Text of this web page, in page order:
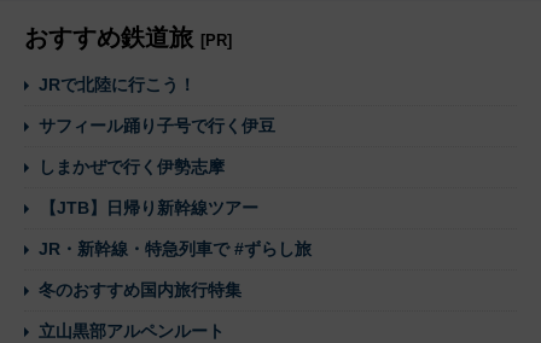
おすすめ鉄道旅 [PR]
JRで北陸に行こう！
サフィール踊り子号で行く伊豆
しまかぜで行く伊勢志摩
【JTB】日帰り新幹線ツアー
JR・新幹線・特急列車で #ずらし旅
冬のおすすめ国内旅行特集
立山黒部アルペンルート